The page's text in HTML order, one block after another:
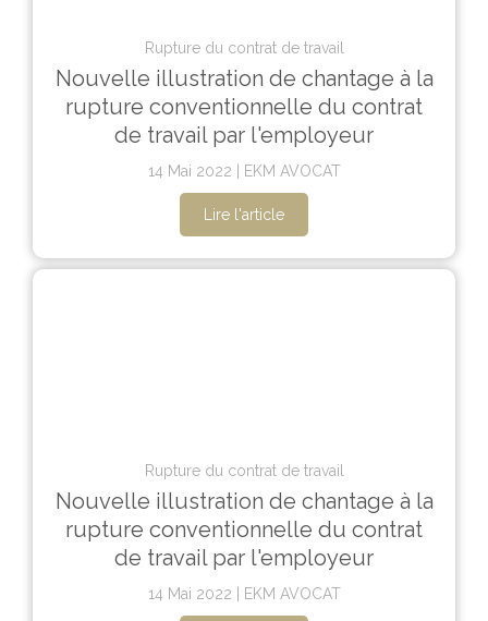
Rupture du contrat de travail
Nouvelle illustration de chantage à la
rupture conventionnelle du contrat
de travail par l'employeur
14 Mai 2022 EKM AVOCAT
Lire l'article
Rupture du contrat de travail
Nouvelle illustration de chantage à la
rupture conventionnelle du contrat
de travail par l'employeur
14 Mai 2022 EKM AVOCAT